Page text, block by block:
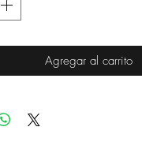
Agregar al carrito